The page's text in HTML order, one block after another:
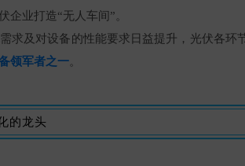
企业打造“无人车间”。
求及对设备的性能要求日益提升，光伏各环
领军者之一。
的龙头